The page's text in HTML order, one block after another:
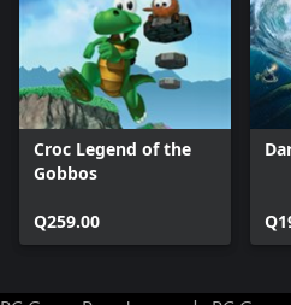
Croc Legend of the
Gobbos
Q259.00